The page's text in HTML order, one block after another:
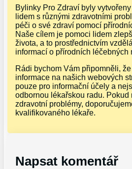
Bylinky Pro Zdraví byly
lidem s různými zdravotními
péči o své zdraví pomocí
Naše cílem je pomoci lidem
života, a to prostřednictvím
informací o přírodních léčebných
Rádi bychom Vám připomněli,
informace na našich webových
pouze pro informační účely a
odbornou lékařskou radu. Pokud
zdravotní problémy,
kvalifikovaného lékaře.
Napsat komentář